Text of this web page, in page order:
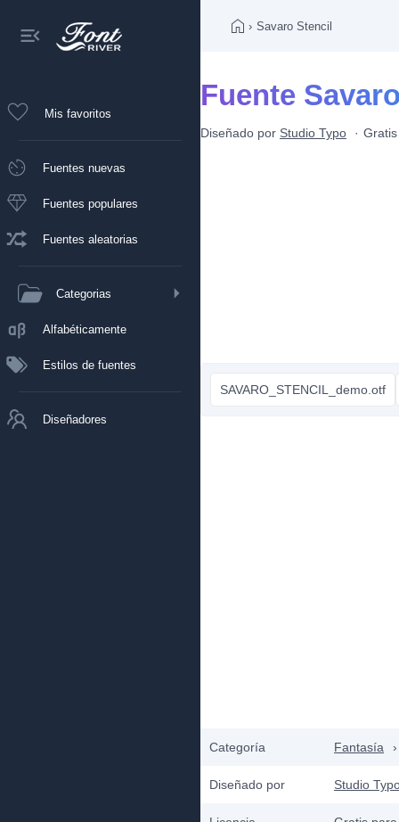
Mis favoritos
Fuentes nuevas
Fuentes populares
Fuentes aleatorias
Categorias
Alfabéticamente
Estilos de fuentes
Diseñadores
› Savaro Stencil
Fuente
Diseñado por Studio Typo
SAVARO_STENCIL_demo.otf
Categoría Fantasía ›
Diseñado por Studio